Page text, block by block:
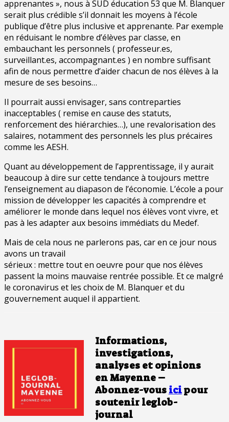
apprenantes », nous à SUD éducation 53 que M. Blanquer
serait plus crédible s’il donnait les moyens à l’école
publique d’être plus inclusive et apprenante. Par exemple
en réduisant le nombre d’élèves par classe, en
embauchant les personnels ( professeur.es,
surveillant.es, accompagnant.es ) en nombre suffisant
afin de nous permettre d’aider chacun de nos élèves à la
mesure de ses besoins…
Il pourrait aussi envisager, sans contreparties
inacceptables ( remise en cause des statuts,
renforcement des hiérarchies…), une revalorisation des
salaires, notamment des personnels les plus précaires
comme les AESH.
Quant au développement de l’apprentissage, il y aurait
beaucoup à dire sur cette tendance à toujours mettre
l’enseignement au diapason de l’économie. L’école a pour
mission de développer les capacités à comprendre et
améliorer le monde dans lequel nos élèves vont vivre, et
pas à les adapter aux besoins immédiats du Medef.
Mais de cela nous ne parlerons pas, car en ce jour nous
avons un travail
sérieux : mettre tout en oeuvre pour que nos élèves
passent la moins mauvaise rentrée possible. Et ce malgré
le coronavirus et les choix de M. Blanquer et du
gouvernement auquel il appartient.
Informations,
investigations,
analyses et opinions
en Mayenne –
Abonnez-vous icipour
soutenir leglob-
journal